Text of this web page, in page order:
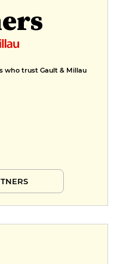
who trust Gault & Millau